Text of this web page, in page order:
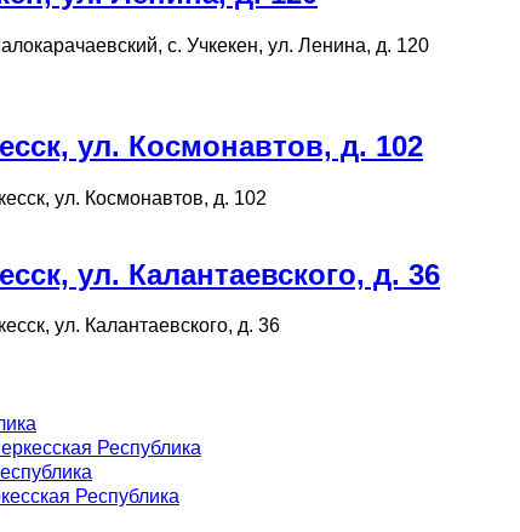
с. Учкекен, ул. Ленина, д. 120
ул. Космонавтов, д. 102
ул. Космонавтов, д. 102
ул. Калантаевского, д. 36
ул. Калантаевского, д. 36
Республика
Республика